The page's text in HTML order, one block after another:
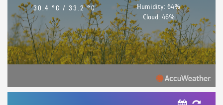
30.4 °C / 33.2 °C
Humidity: 64%
Cloud: 46%